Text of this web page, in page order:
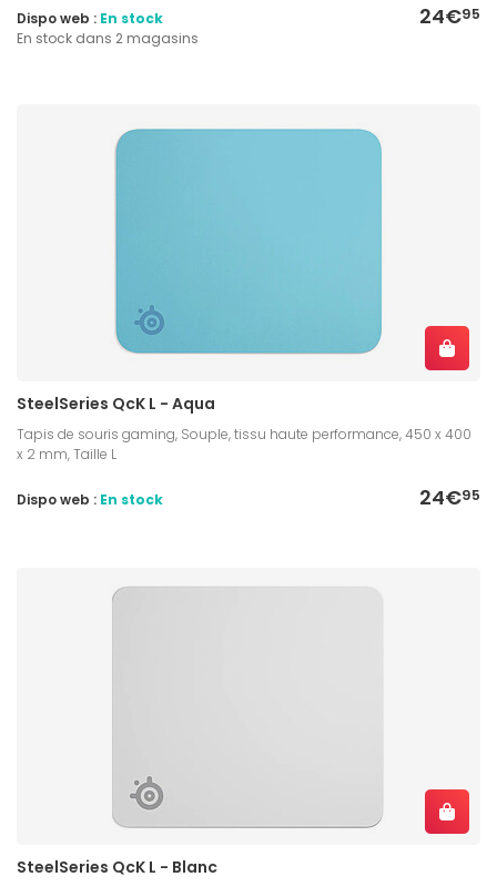
24€95
Dispo web : En stock
En stock dans 2 magasins
SteelSeries QcK L - Aqua
Tapis de souris gaming, Souple, tissu haute performance, 450 x 400
x 2 mm, Taille L
24€95
Dispo web : En stock
SteelSeries QcK L - Blanc